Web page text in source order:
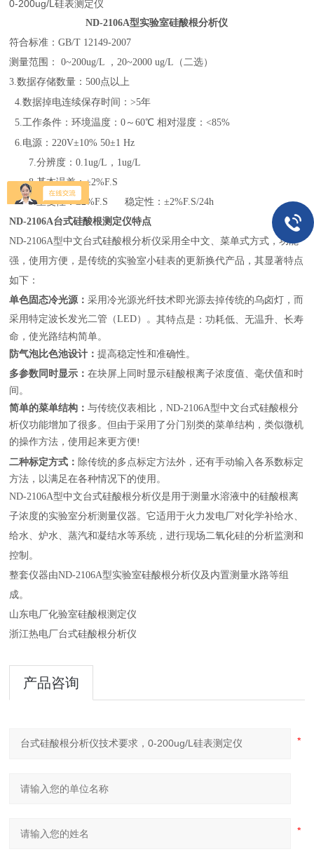
0-200ug/L硅表测定仪
ND-2106A型实验室硅酸根分析仪
符合标准：GB/T 12149-2007
测量范围：
0~200ug/L ，20~2000 ug/L（二选）
3.数据存储数量：500点以上
4.数据掉电连续保存时间：>5年
5.工作条件：环境温度：0～60℃ 相对湿度：<85%
6.电源：220V±10% 50±1 Hz
7.分辨度：0.1ug/L，1ug/L
8.基本误差：±2%F.S
9.重复性：±2%F.S 稳定性：±2%F.S/24h
ND-2106A台式硅酸根测定仪特点
ND-2106A型中文台式硅酸根分析仪采用全中文、菜单式方式，功能
强，使用方便，是传统的实验室小硅表的更新换代产品，其显著特点
如下：
单色固态冷光源：采用冷光源光纤技术即光源去掉传统的乌卤灯，而
采用特定波长发光二管（LED）。其特点是：功耗低、无温升、长寿
命，使光路结构简单。
防气泡比色池设计：提高稳定性和准确性。
多参数同时显示：在块屏上同时显示硅酸根离子浓度值、毫伏值和时
间。
简单的菜单结构：与传统仪表相比，ND-2106A型中文台式硅酸根分
析仪功能增加了很多。但由于采用了分门别类的菜单结构，类似微机
的操作方法，使用起来更方便!
二种标定方式： 除传统的多点标定方法外，还有手动输入各系数标定
方法，以满足在各种情况下的使用。
ND-2106A型中文台式硅酸根分析仪是用于测量水溶液中的硅酸根离
子浓度的实验室分析测量仪器。它适用于火力发电厂对化学补给水、
给水、炉水、蒸汽和凝结水等系统，进行现场二氧化硅的分析监测和
控制。
整套仪器由ND-2106A型实验室硅酸根分析仪及内置测量水路等组
成。
山东电厂化验室硅酸根测定仪
浙江热电厂台式硅酸根分析仪
产品咨询